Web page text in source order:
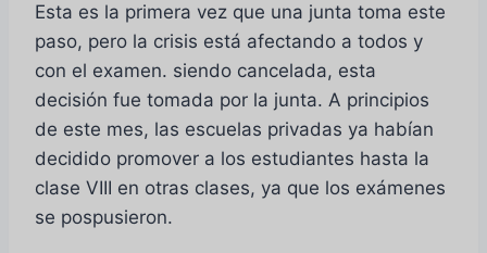
Esta es la primera vez que una junta toma este
paso, pero la crisis está afectando a todos y
con el examen. siendo cancelada, esta
decisión fue tomada por la junta. A principios
de este mes, las escuelas privadas ya habían
decidido promover a los estudiantes hasta la
clase VIII en otras clases, ya que los exámenes
se pospusieron.